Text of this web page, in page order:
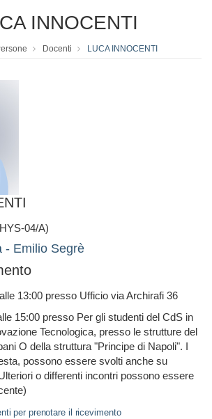
INNOCENTI
Docenti LUCA INNOCENTI
04/A)
- Emilio Segrè
13:00 presso Ufficio via Archirafi 36
15:00 presso Per gli studenti del CdS in
Tecnologica, presso le strutture del
O della struttura "Principe di Napoli". I
possono essere svolti anche su
o differenti incontri possono essere
per prenotare il ricevimento